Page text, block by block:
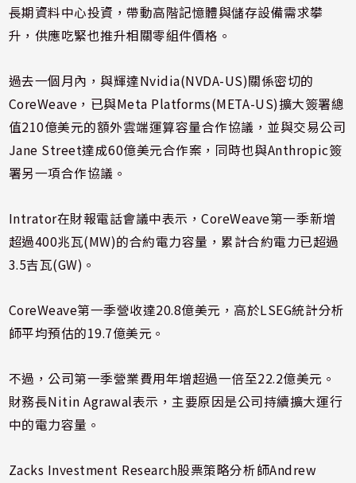
長期資料中心投資，帶動高階記憶體與儲存設備需求攀
升，供應吃緊也推升相關零組件價格。
過去一個月內，與輝達Nvidia(NVDA-US)關係密切的
CoreWeave，已與Meta Platforms(META-US)擴大簽署總
值210億美元的額外雲端運算容量合作協議，並與交易公司
Jane Street達成60億美元合作案，同時也與Anthropic簽
署另一項合作協議。
Intrator在財報電話會議中表示，CoreWeave第一季新增
超過400兆瓦(MW)的合約電力容量，累計合約電力已超過
3.5吉瓦(GW)。
CoreWeave第一季營收達20.8億美元，高於LSEG統計分析
師平均預估的19.7億美元。
不過，公司第一季營業費用年增超過一倍至22.2億美元。
財務長Nitin Agrawal表示，主要原因是公司持續擴大運行
中的電力容量。
Zacks Investment Research股票策略分析師Andrew